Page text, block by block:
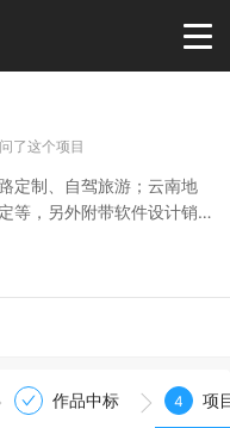
了这个项目
定制、自驾旅游；云南地
等，另外附带软件设计销
作品中标 4 项